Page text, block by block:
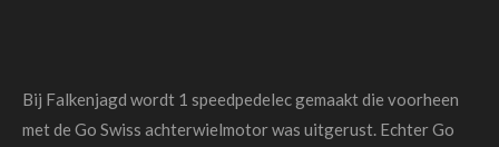
Bij Falkenjagd wordt 1 speedpedelec gemaakt die voorheen
met de Go Swiss achterwielmotor was uitgerust. Echter Go